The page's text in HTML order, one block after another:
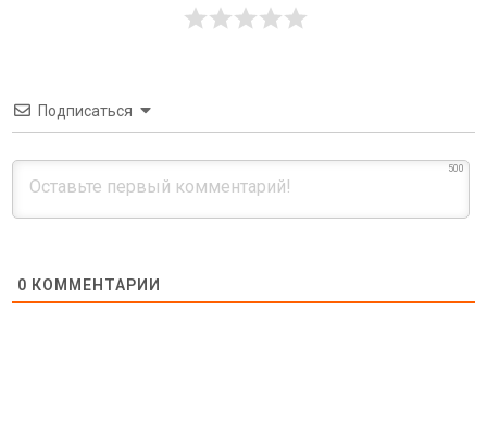
Подписаться
500
0 КОММЕНТАРИИ